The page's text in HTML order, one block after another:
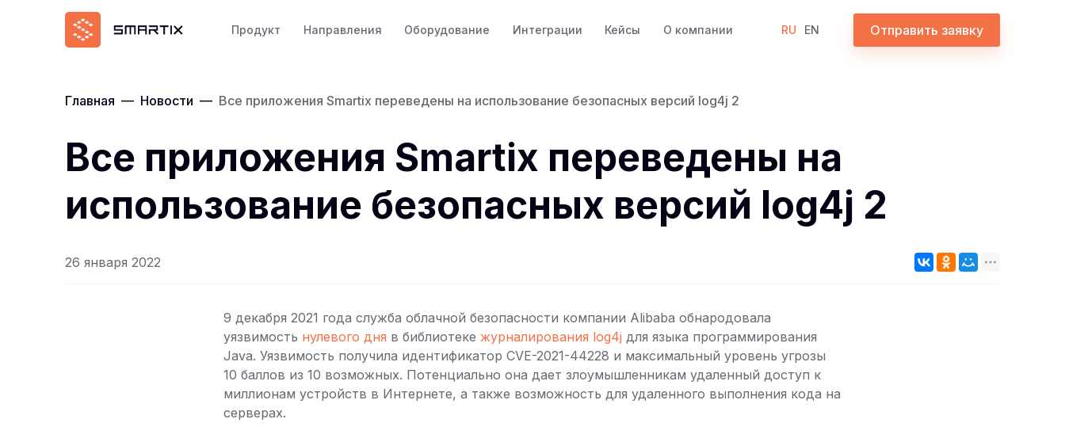
Продукт Направления Оборудование Интеграции Кейсы О компании RU EN Отправить заявку
Главная — Новости — Все приложения Smartix переведены на использование безопасных версий log4j 2
Все приложения Smartix переведены на
использование безопасных версий log4j 2
26 января 2022
9 декабря 2021 года служба облачной безопасности компании Alibaba обнародовала
уязвимость нулевого дня в библиотеке журналирования log4j для языка программирования
Java. Уязвимость получила идентификатор CVE-2021-44228 и максимальный уровень угрозы
10 баллов из 10 возможных. Потенциально она дает злоумышленникам удаленный доступ к
миллионам устройств в Интернете, а также возможность для удаленного выполнения кода на
серверах.